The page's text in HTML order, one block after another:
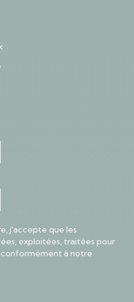
j'accepte que les
exploitées, traitées pour
à notre